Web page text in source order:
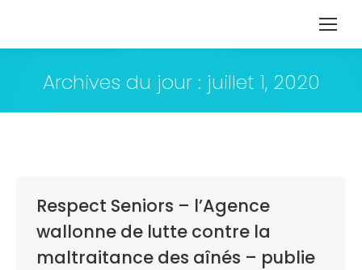
Archives du jour : juillet 1, 2020
Respect Seniors – l’Agence
wallonne de lutte contre la
maltraitance des aînés – publie